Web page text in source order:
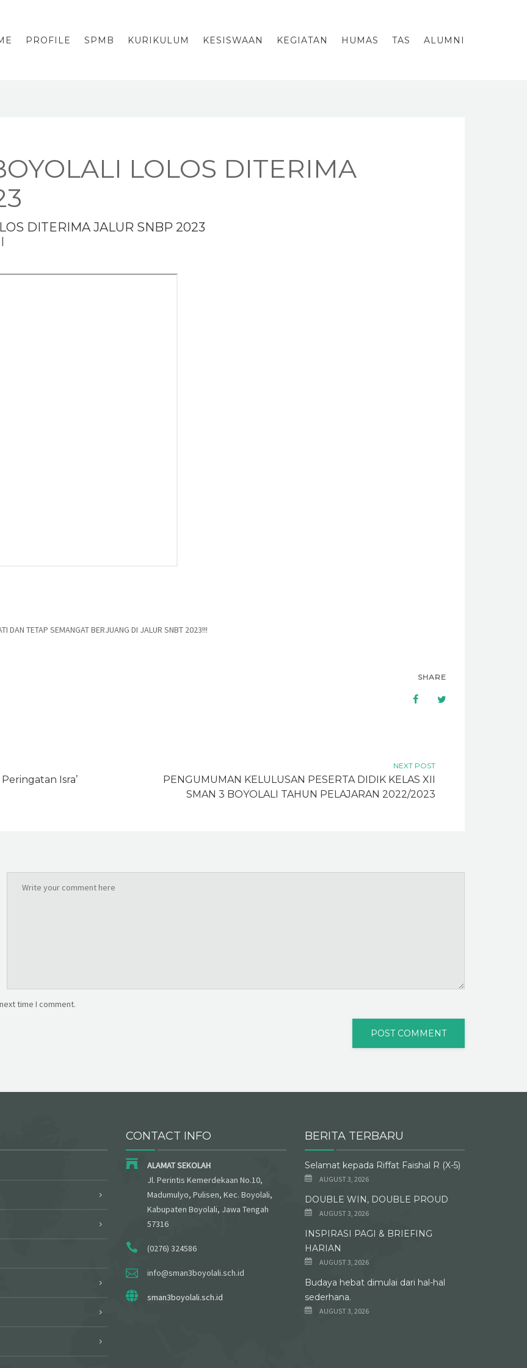
PROFILE SPMB KURIKULUM KESISWAAN KEGIATAN HUMAS TAS ALUMNI
LOLOS DITERIMA
DITERIMA JALUR SNBP 2023
DAN TETAP SEMANGAT BERJUANG DI JALUR SNBT 2023!!!
SHARE
Isra’
NEXT POST
PENGUMUMAN KELULUSAN PESERTA DIDIK KELAS XII
SMAN 3 BOYOLALI TAHUN PELAJARAN 2022/2023
time I comment.
CONTACT INFO
ALAMAT SEKOLAH
Jl. Perintis Kemerdekaan No.10,
Madumulyo, Pulisen, Kec. Boyolali,
Kabupaten Boyolali, Jawa Tengah
57316
(0276) 324586
info@sman3boyolali.sch.id
sman3boyolali.sch.id
BERITA TERBARU
Selamat kepada Riffat Faishal R (X-5)
AUGUST 3, 2026
DOUBLE WIN, DOUBLE PROUD
AUGUST 3, 2026
INSPIRASI PAGI & BRIEFING
HARIAN
AUGUST 3, 2026
Budaya hebat dimulai dari hal-hal
sederhana.
AUGUST 3, 2026